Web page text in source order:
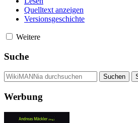
Quelltext anzeigen
Versionsgeschichte
Weitere
Suche
Werbung